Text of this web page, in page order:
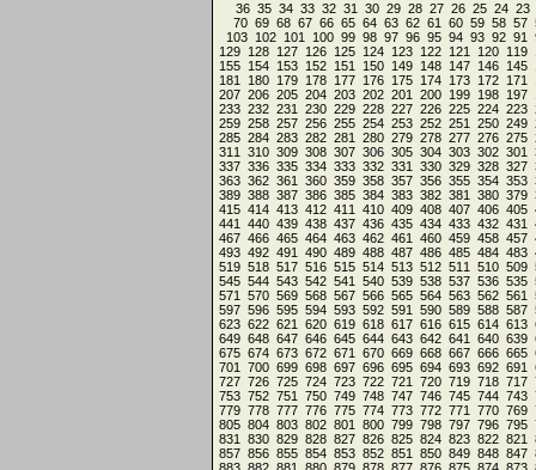
23
24
25
26
27
28
29
30
31
32
33
34
35
36
57
58
59
60
61
62
63
64
65
66
67
68
69
70
91
92
93
94
95
96
97
98
99
100
101
102
103
119
120
121
122
123
124
125
126
127
128
129
145
146
147
148
149
150
151
152
153
154
155
171
172
173
174
175
176
177
178
179
180
181
197
198
199
200
201
202
203
204
205
206
207
223
224
225
226
227
228
229
230
231
232
233
249
250
251
252
253
254
255
256
257
258
259
275
276
277
278
279
280
281
282
283
284
285
301
302
303
304
305
306
307
308
309
310
311
327
328
329
330
331
332
333
334
335
336
337
353
354
355
356
357
358
359
360
361
362
363
379
380
381
382
383
384
385
386
387
388
389
405
406
407
408
409
410
411
412
413
414
415
431
432
433
434
435
436
437
438
439
440
441
457
458
459
460
461
462
463
464
465
466
467
483
484
485
486
487
488
489
490
491
492
493
509
510
511
512
513
514
515
516
517
518
519
535
536
537
538
539
540
541
542
543
544
545
561
562
563
564
565
566
567
568
569
570
571
587
588
589
590
591
592
593
594
595
596
597
613
614
615
616
617
618
619
620
621
622
623
639
640
641
642
643
644
645
646
647
648
649
665
666
667
668
669
670
671
672
673
674
675
691
692
693
694
695
696
697
698
699
700
701
717
718
719
720
721
722
723
724
725
726
727
743
744
745
746
747
748
749
750
751
752
753
769
770
771
772
773
774
775
776
777
778
779
795
796
797
798
799
800
801
802
803
804
805
821
822
823
824
825
826
827
828
829
830
831
847
848
849
850
851
852
853
854
855
856
857